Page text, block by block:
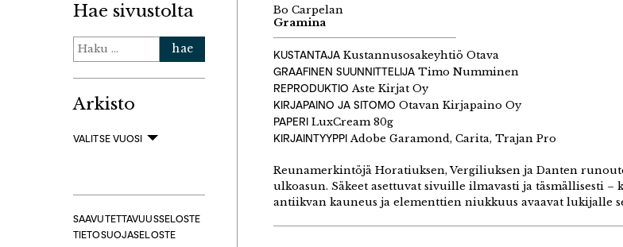
Hae sivustolta
Haku:
Arkisto
VALITSE VUOSI
SAAVUTETTAVUUSSELOSTE
TIETOSUOJASELOSTE
Bo Carpelan
Gramina
KUSTANTAJA Kustannusosakeyhtiö Otava
GRAAFINEN SUUNNITTELIJA Timo Numminen
REPRODUKTIO Aste Kirjat Oy
KIRJAPAINO JA SITOMO Otavan Kirjapaino Oy
PAPERI LuxCream 80g
KIRJAINTYYPPI Adobe Garamond, Carita, Trajan Pro
Reunamerkintöjä Horatiuksen, Vergiliuksen ja Danten
ulkoasun. Säkeet asettuvat sivuille ilmavasti ja täsmällisesti –
antiikvan kauneus ja elementtien niukkuus avaavat lukijalle